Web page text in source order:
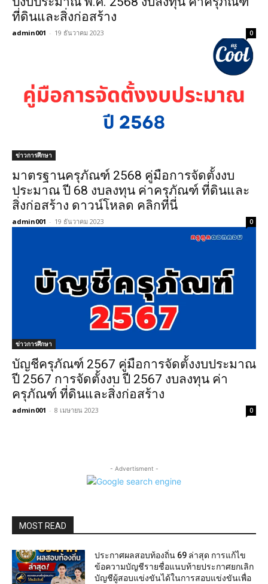
ที่ดินและสิ่งก่อสร้าง
admin001 - 19 ธันวาคม 2023 0
ข่าวการศึกษา
มาตรฐานครุภัณฑ์ 2568 คู่มือการจัดตั้งงบ
ประมาณ ปี 68 งบลงทุน ค่าครุภัณฑ์ ที่ดินและ
สิ่งก่อสร้าง ดาวน์โหลด คลิกที่นี่
admin001 - 19 ธันวาคม 2023 0
ข่าวการศึกษา
บัญชีครุภัณฑ์ 2567 คู่มือการจัดตั้งงบประมาณ
ปี 2567 การจัดตั้งงบ ปี 2567 งบลงทุน ค่า
ครุภัณฑ์ ที่ดินและสิ่งก่อสร้าง
admin001 - 8 เมษายน 2023 0
- Advertisment -
MOST READ
ประกาศผลสอบท้องถิ่น 69 ล่าสุด การแก้ไข
ข้อความบัญชีรายชื่อแนบท้ายประกาศยกเลิก
บัญชีผู้สอบแข่งขันได้ในการสอบแข่งขันเพื่อ